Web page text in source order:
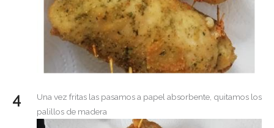
Una vez fritas las pasamos a papel absorbente, quitamos los
palillos de madera